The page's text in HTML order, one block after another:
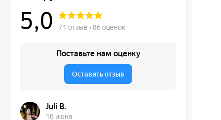
О нас
Политика конфиденциальности
Контакты